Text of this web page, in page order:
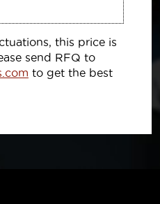
this price is
send RFQ to
to get the best